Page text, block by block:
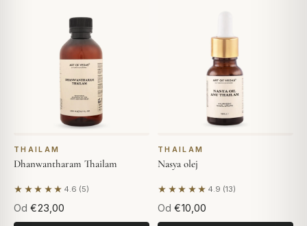
THAILAM
Dhanwantharam Thailam
★★★★★ 4.6 (5)
Na základě 5 hodnocení
Od €23,00
THAILAM
Nasya olej
★★★★★ 4.9 (13)
Na základě 13 hodnocení
Od €10,00